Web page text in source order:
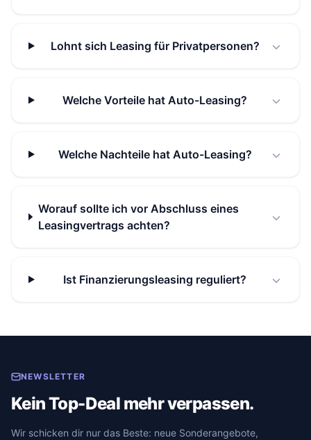
Lohnt sich Leasing für Privatpersonen?
Welche Vorteile hat Auto-Leasing?
Welche Nachteile hat Auto-Leasing?
Worauf sollte ich vor Abschluss eines
Leasingvertrags achten?
Ist Finanzierungsleasing reguliert?
NEWSLETTER
Kein Top-Deal mehr verpassen.
Wir schicken dir nur das Beste: neue Sonderangebote,